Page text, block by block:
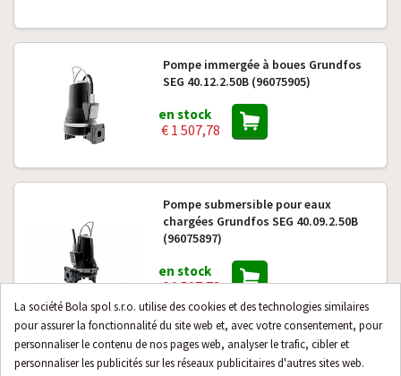
La société Bola spol s.r.o. utilise des cookies et des technologies similaires
pour assurer la fonctionnalité du site web et, avec votre consentement, pour
personnaliser le contenu de nos pages web, analyser le trafic, cibler et
personnaliser les publicités sur les réseaux publicitaires d'autres sites web.
Pompe immergée à boues Grundfos
SEG 40.12.2.50B (96075905)
en stock
€ 1 507,78
Pompe submersible pour eaux
chargées Grundfos SEG 40.09.2.50B
(96075897)
en stock
€ 1 507,78
Pompe submersible pour eaux usées